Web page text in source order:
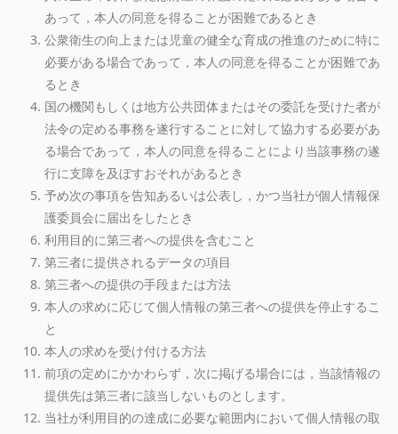
あって，本人の同意を得ることが困難であるとき
公衆衛生の向上または児童の健全な育成の推進のために特に
必要がある場合であって，本人の同意を得ることが困難であ
るとき
国の機関もしくは地方公共団体またはその委託を受けた者が
法令の定める事務を遂行することに対して協力する必要があ
る場合であって，本人の同意を得ることにより当該事務の遂
行に支障を及ぼすおそれがあるとき
予め次の事項を告知あるいは公表し，かつ当社が個人情報保
護委員会に届出をしたとき
利用目的に第三者への提供を含むこと
第三者に提供されるデータの項目
第三者への提供の手段または方法
本人の求めに応じて個人情報の第三者への提供を停止するこ
と
本人の求めを受け付ける方法
前項の定めにかかわらず，次に掲げる場合には，当該情報の
提供先は第三者に該当しないものとします。
当社が利用目的の達成に必要な範囲内において個人情報の取